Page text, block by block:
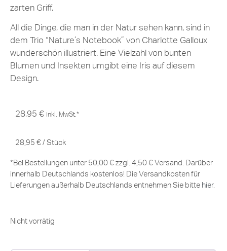
zarten Griff.
All die Dinge, die man in der Natur sehen kann, sind in
dem Trio “Nature’s Notebook” von Charlotte Galloux
wunderschön illustriert. Eine Vielzahl von bunten
Blumen und Insekten umgibt eine Iris auf diesem
Design.
28,95 € inkl. MwSt.*
28,95 € / Stück
*Bei Bestellungen unter 50,00 € zzgl. 4,50 € Versand. Darüber
innerhalb Deutschlands kostenlos! Die Versandkosten für
Lieferungen außerhalb Deutschlands entnehmen Sie bitte hier.
Nicht vorrätig